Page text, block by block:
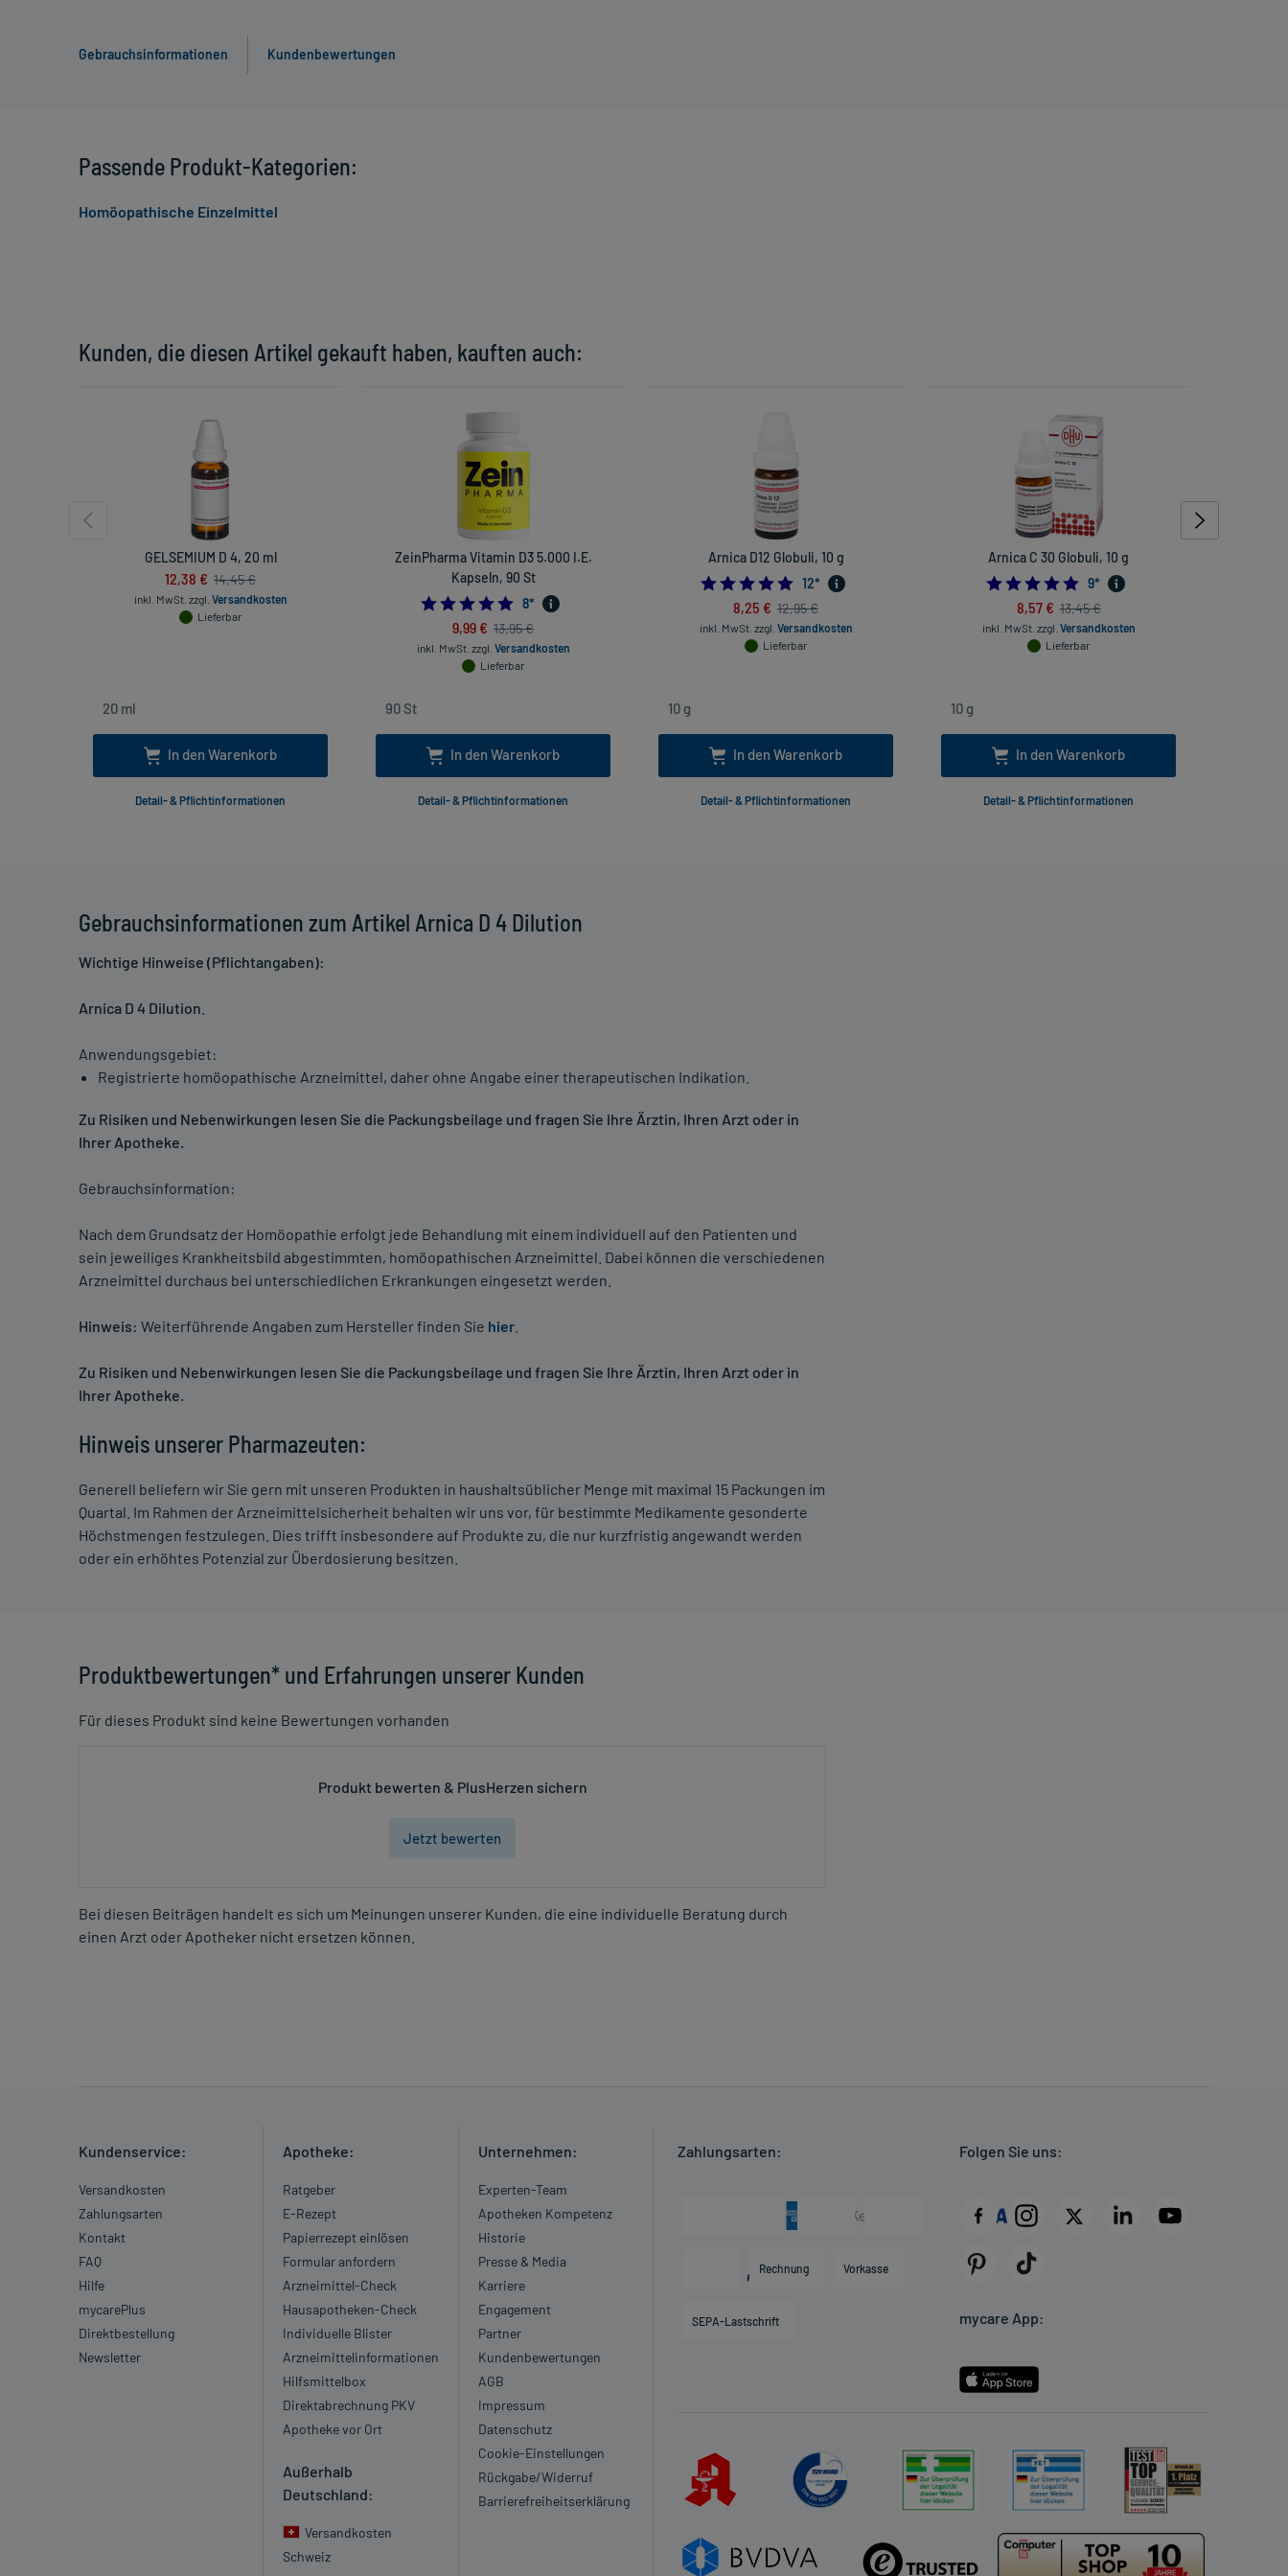
Gebrauchsinformationen Kundenbewertungen
Gebrauchsinformationen zum Artikel Arnica D 4 Dilution
Wichtige Hinweise (Pflichtangaben):
Arnica D 4 Dilution
Anwendungsgebiet:
Registrierte homöopathische Arzneimittel, daher ohne Angabe einer therapeutischen Indikation.
Zu Risiken und Nebenwirkungen lesen Sie die Packungsbeilage und fragen Sie Ihre Ärztin, Ihren Arzt oder in
Ihrer Apotheke.
Gebrauchsinformation:
Nach dem Grundsatz der Homöopathie erfolgt jede Behandlung mit einem individuell auf den Patienten und
sein jeweiliges Krankheitsbild abgestimmten, homöopathischen Arzneimittel. Dabei können die verschiedenen
Arzneimittel durchaus bei unterschiedlichen Erkrankungen eingesetzt werden.
Hinweis: Weiterführende Angaben zum Hersteller finden Sie hier
Zu Risiken und Nebenwirkungen lesen Sie die Packungsbeilage und fragen Sie Ihre Ärztin, Ihren Arzt oder in
Ihrer Apotheke.
Hinweis unserer Pharmazeuten:
Generell beliefern wir Sie gern mit unseren Produkten in haushaltsüblicher Menge mit maximal 15 Packungen im
Quartal. Im Rahmen der Arzneimittelsicherheit behalten wir uns vor, für bestimmte Medikamente gesonderte
Höchstmengen festzulegen. Dies trifft insbesondere auf Produkte zu, die nur kurzfristig angewandt werden
oder ein erhöhtes Potenzial zur Überdosierung besitzen.
Produktbewertungen* und Erfahrungen unserer Kunden
Für dieses Produkt sind keine Bewertungen vorhanden
Produkt bewerten & PlusHerzen sichern
Jetzt bewerten
Bei diesen Beiträgen handelt es sich um Meinungen unserer Kunden, die eine individuelle Beratung durch
einen Arzt oder Apotheker nicht ersetzen können.
Kunden, die diesen Artikel gekauft haben, kauften auch:
GELSEMIUM D 4, 20 ml
12,38 € 14,45 €
inkl. MwSt. zzgl. Versandkosten
Lieferbar
In den Warenkorb
Detail- & Pflichtinformationen
ZeinPharma Vitamin D3 5.000 I.E.
Kapseln, 90 St
5.0
8*
9,99 € 13,95 €
inkl. MwSt. zzgl. Versandkosten
Lieferbar
In den Warenkorb
Detail- & Pflichtinformationen
Arnica D12 Globuli, 10 g
5.0
12*
8,25 € 12,95 €
inkl. MwSt. zzgl. Versandkosten
Lieferbar
In den Warenkorb
Detail- & Pflichtinformationen
Arnica C 30 Globuli, 10 g
4.888888888888889
9*
8,57 € 13,45 €
inkl. MwSt. zzgl. Versandkosten
Lieferbar
In den Warenkorb
Detail- & Pflichtinformationen
Passende Produkt-Kategorien:
Homöopathische Einzelmittel
Kundenservice:
Versandkosten
Zahlungsarten
Kontakt
FAQ
Hilfe
mycarePlus
Direktbestellung
Newsletter
Apotheke:
Ratgeber
E-Rezept
Papierrezept einlösen
Formular anfordern
Arzneimittel-Check
Hausapotheken-Check
Individuelle Blister
Arzneimittelinformationen
Hilfsmittelbox
Direktabrechnung PKV
Apotheke vor Ort
Außerhalb
Deutschland:
Versandkosten
Schweiz
Unternehmen:
Experten-Team
Apotheken Kompetenz
Historie
Presse & Media
Karriere
Engagement
Partner
Kundenbewertungen
AGB
Impressum
Datenschutz
Cookie-Einstellungen
Rückgabe/Widerruf
Barrierefreiheitserklärung
Zahlungsarten:
Rechnung Vorkasse
SEPA-Lastschrift
Folgen Sie uns:
mycare App: